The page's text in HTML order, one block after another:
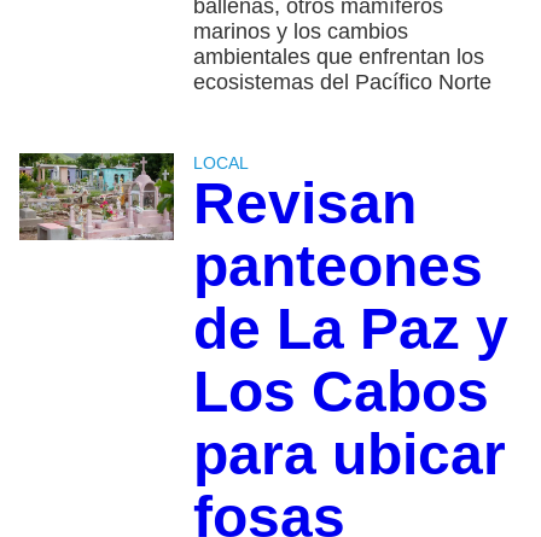
ballenas, otros mamíferos
marinos y los cambios
ambientales que enfrentan los
ecosistemas del Pacífico Norte
LOCAL
Revisan
panteones
de La Paz y
Los Cabos
para ubicar
fosas